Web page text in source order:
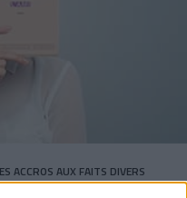
ACCROS AUX FAITS DIVERS